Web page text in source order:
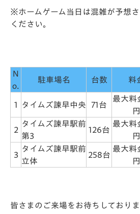
※ホームゲーム当日は混雑が予想
ください。
N
o.
駐車場名 台数 料
1 タイムズ諫早中央 71台
最大料
円
2
タイムズ諫早駅前
第3
126台
最大料
円
3
タイムズ諫早駅前
立体
258台
最大料
円
皆さまのご来場をお待ちしておりま